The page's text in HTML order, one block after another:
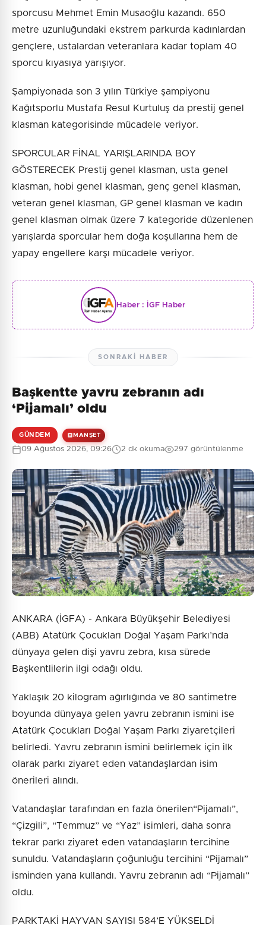
sporcusu Mehmet Emin Musaoğlu kazandı. 650
metre uzunluğundaki ekstrem parkurda kadınlardan
gençlere, ustalardan veteranlara kadar toplam 40
sporcu kıyasıya yarışıyor.
Şampiyonada son 3 yılın Türkiye şampiyonu
Kağıtsporlu Mustafa Resul Kurtuluş da prestij genel
klasman kategorisinde mücadele veriyor.
SPORCULAR FİNAL YARIŞLARINDA BOY
GÖSTERECEK Prestij genel klasman, usta genel
klasman, hobi genel klasman, genç genel klasman,
veteran genel klasman, GP genel klasman ve kadın
genel klasman olmak üzere 7 kategoride düzenlenen
yarışlarda sporcular hem doğa koşullarına hem de
yapay engellere karşı mücadele veriyor.
Haber : İGF Haber
SONRAKI HABER
Başkentte yavru zebranın adı
‘Pijamalı’ oldu
GÜNDEM MANŞET
09 Ağustos 2026, 09:26 2 dk okuma 297 görüntülenme
ANKARA (İGFA) - Ankara Büyükşehir Belediyesi
(ABB) Atatürk Çocukları Doğal Yaşam Parkı’nda
dünyaya gelen dişi yavru zebra, kısa sürede
Başkentlilerin ilgi odağı oldu.
Yaklaşık 20 kilogram ağırlığında ve 80 santimetre
boyunda dünyaya gelen yavru zebranın ismini ise
Atatürk Çocukları Doğal Yaşam Parkı ziyaretçileri
belirledi. Yavru zebranın ismini belirlemek için ilk
olarak parkı ziyaret eden vatandaşlardan isim
önerileri alındı.
Vatandaşlar tarafından en fazla önerilen“Pijamalı”,
“Çizgili”, “Temmuz” ve “Yaz” isimleri, daha sonra
tekrar parkı ziyaret eden vatandaşların tercihine
sunuldu. Vatandaşların çoğunluğu tercihini “Pijamalı”
isminden yana kullandı. Yavru zebranın adı “Pijamalı”
oldu.
PARKTAKİ HAYVAN SAYISI 584’E YÜKSELDİ